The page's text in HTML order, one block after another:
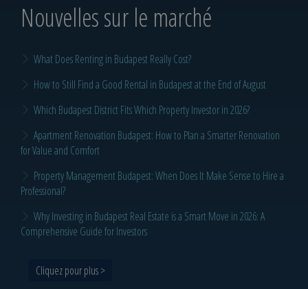
Nouvelles sur le marché
What Does Renting in Budapest Really Cost?
How to Still Find a Good Rental in Budapest at the End of August
Which Budapest District Fits Which Property Investor in 2026?
Apartment Renovation Budapest: How to Plan a Smarter Renovation
for Value and Comfort
Property Management Budapest: When Does It Make Sense to Hire a
Professional?
Why Investing in Budapest Real Estate is a Smart Move in 2026: A
Comprehensive Guide for Investors
Cliquez pour plus >